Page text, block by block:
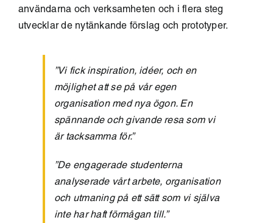
användarna och verksamheten och i flera steg
utvecklar de nytänkande förslag och prototyper.
”Vi fick inspiration, idéer, och en
möjlighet att se på vår egen
organisation med nya ögon. En
spännande och givande resa som vi
är tacksamma för.”
”De engagerade studenterna
analyserade vårt arbete, organisation
och utmaning på ett sätt som vi själva
inte har haft förmågan till.”